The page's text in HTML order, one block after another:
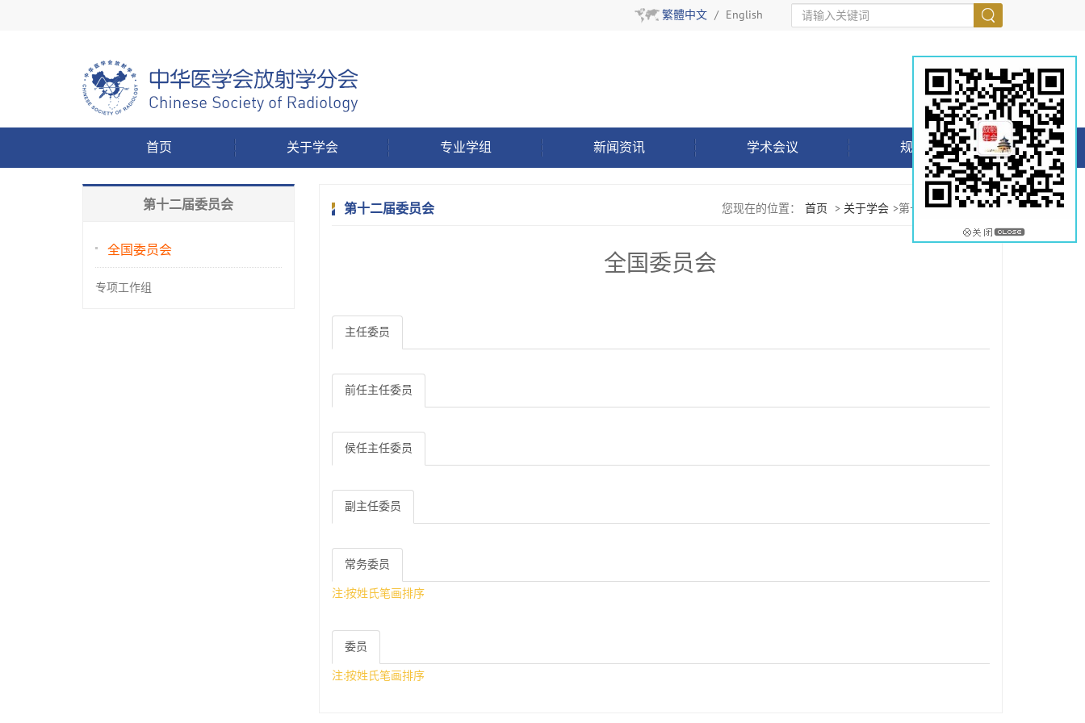
繁體中文 / English
首页 关于学会 专业学组 新闻资讯 学术会议 规范指南
第十二届委员会
全国委员会
专项工作组
第十二届委员会 您现在的位置： 首页 > 关于学会 >第十二届委员会
全国委员会
主任委员
前任主任委员
侯任主任委员
副主任委员
常务委员
注:按姓氏笔画排序
委员
注:按姓氏笔画排序